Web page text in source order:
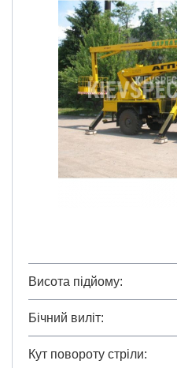
Висота підйому
Бічний виліт
Кут повороту стріли